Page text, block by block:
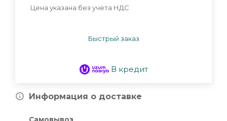
Цена указана без учета НДС
Быстрый заказ
В кредит
Информация о доставке